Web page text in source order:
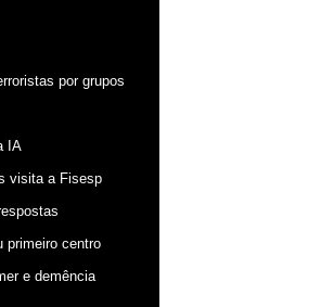
por grupos
IA
visita a Fisesp
primeiro centro
e demência